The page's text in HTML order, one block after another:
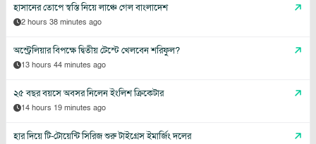
হাসানের তোপে স্বস্তি নিয়ে লাঞ্চে গেল বাংলাদেশ
2 hours 38 minutes ago
অস্ট্রেলিয়ার বিপক্ষে দ্বিতীয় টেস্টে খেলবেন শরিফুল?
13 hours 44 minutes ago
২৫ বছর বয়সে অবসর নিলেন ইংলিশ ক্রিকেটার
14 hours 19 minutes ago
হার দিয়ে টি-টোয়েন্টি সিরিজ শুরু টাইগ্রেস ইমার্জিং দলের